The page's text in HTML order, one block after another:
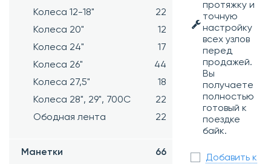
Колеса 12-18"
22
Колеса 20"
12
Колеса 24"
17
Колеса 26"
44
Колеса 27,5"
18
Колеса 28", 29", 700С
22
Ободная лента
22
Манетки 66
протяжку и
точную
настройку
всех узлов
перед
продажей.
Вы
получаете
полностью
готовый к
поездке
байк.
Добавить к